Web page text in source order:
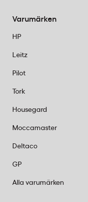
Varumärken
HP
Leitz
Pilot
Tork
Housegard
Moccamaster
Deltaco
GP
Alla varumärken